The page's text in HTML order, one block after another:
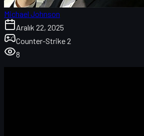
Michael Johnson
Aralık 22, 2025
Counter-Strike 2
8